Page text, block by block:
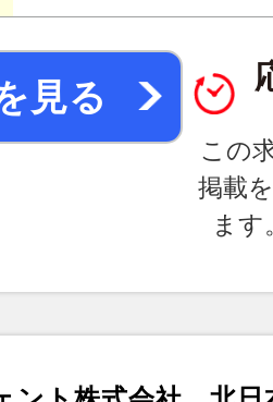
見る
この
掲載
ま